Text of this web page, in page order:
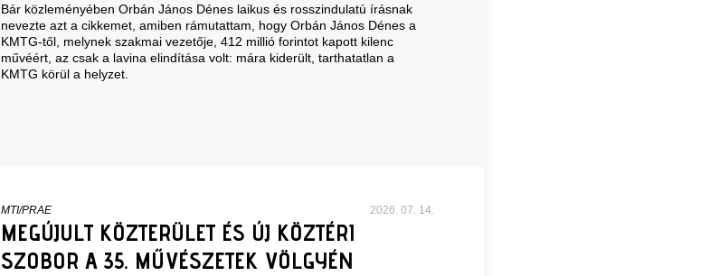
Bár közleményében Orbán János Dénes laikus és rosszindulatú írásnak
nevezte azt a cikkemet, amiben rámutattam, hogy Orbán János Dénes a
KMTG-től, melynek szakmai vezetője, 412 millió forintot kapott kilenc
művéért, az csak a lavina elindítása volt: mára kiderült, tarthatatlan a
KMTG körül a helyzet.
MTI/PRAE 2026. 07. 14.
MEGÚJULT KÖZTERÜLET ÉS ÚJ KÖZTÉRI
SZOBOR A 35. MŰVÉSZETEK VÖLGYÉN